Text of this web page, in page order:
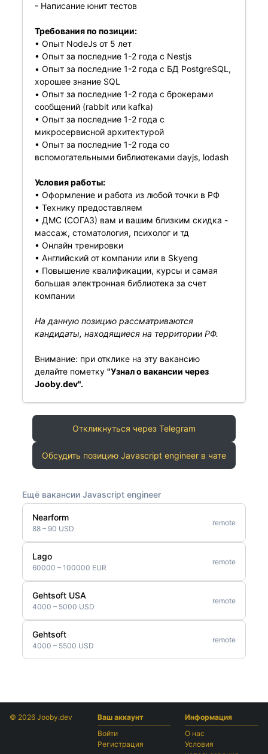
- Написание юнит тестов
Требования по позиции:
• Опыт NodeJs от 5 лет
• Опыт за последние 1-2 года с Nestjs
• Опыт за последние 1-2 года с БД PostgreSQL,
хорошее знание SQL
• Опыт за последние 1-2 года с брокерами
сообщений (rabbit или kafka)
• Опыт за последние 1-2 года с
микросервисной архитектурой
• Опыт за последние 1-2 года со
вспомогательными библиотеками dayjs, lodash
Условия работы:
• Оформление и работа из любой точки в РФ
• Технику предоставляем
• ДМС (СОГАЗ) вам и вашим близким скидка -
массаж, стоматология, психолог и тд
• Онлайн тренировки
️• Английский от компании или в Skyeng
️• Повышение квалификации, курсы и самая
большая электронная библиотека за счет
компании
На данную позицию рассматриваются
кандидаты, находящиеся на территории РФ.
Внимание: при отклике на эту вакансию
делайте пометку "Узнал о вакансии через
Jooby.dev".
Откликнуться через Telegram
Обсудить позицию Javascript engineer в чате
Ещё вакансии Javascript engineer
Nearform
88 – 90 USD
remote
Lago
60000 – 100000 EUR
remote
Gehtsoft USA
4000 – 5000 USD
remote
Gehtsoft
4000 – 5500 USD
remote
© 2026 Jooby.dev
Ваш аккаунт
Войти
Регистрация
Информация
О нас
Условия